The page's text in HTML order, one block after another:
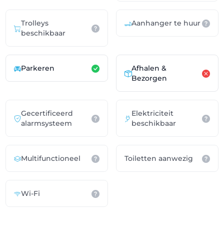
Trolleys
beschikbaar
Aanhanger te huur
Parkeren
Afhalen &
Bezorgen
Gecertificeerd
alarmsysteem
Elektriciteit
beschikbaar
Multifunctioneel Toiletten aanwezig
Wi-Fi